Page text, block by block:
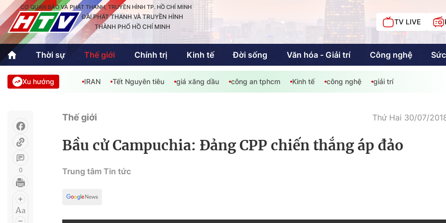
CƠ QUAN BÁO VÀ PHÁT THANH, TRUYỀN HÌNH TP. HỒ CHÍ MINH
ĐÀI PHÁT THANH VÀ TRUYỀN HÌNH
THÀNH PHỐ HỒ CHÍ MINH
TV LIVE
Thời sự Thế giới Chính trị Kinh tế Đời sống Văn hóa - Giải trí Công nghệ
Thời sự
Thể thao
Quốc tế
Văn hóa - Giải trí
Giáo dục Kinh tế
An Sinh
Công nghệ
Xu hướng IRAN Tết Nguyên tiêu giá xăng dầu công an tphcm Kinh tế công nghệ giải trí
0
Thế giới Thứ Hai 30/07/
Bầu cử Campuchia: Đảng CPP chiến thắng áp đảo
Trung tâm Tin tức